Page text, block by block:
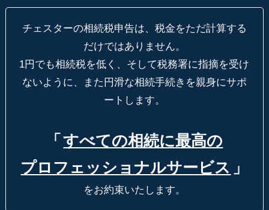
チェスターの相続税申告は、税金をただ計算する
だけではありません。
1円でも相続税を低く、そして税務署に指摘を受け
ないように、
また円滑な相続手続きを親身にサポ
ートします。
「 すべての相続に最高の
プロフェッショナルサービス 」
をお約束いたします。